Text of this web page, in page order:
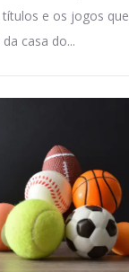
e os jogos que
casa do...